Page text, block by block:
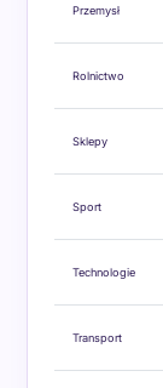
Przemysł
Rolnictwo
Sklepy
Sport
Technologie
Transport